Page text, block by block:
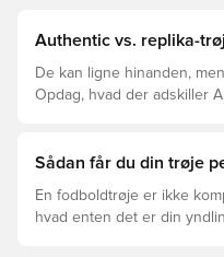
Authentic vs. replika-
De kan ligne hinanden,
Opdag, hvad der adskiller
Sådan får du din trøje
En fodboldtrøje er ikke
hvad enten det er din